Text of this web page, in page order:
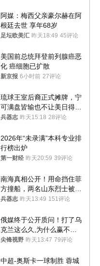
阿媒：梅西父亲豪尔赫在阿
根廷去世 享年68岁
足坛欧美汇 昨天18:49 45评论
美国前总统拜登前列腺癌恶
化 癌细胞已扩散
新京报 6小时前 27评论
琉球王室后裔正式摊牌，宁
可满盘皆输也不让美日得
逞，中国成关键
兵器志 昨天15:18 28评论
2026年“未录满”本科专业排
行榜出炉
第一财经 昨天20:59 39评论
南海真相公开！用命挡住菲
方撞船，两名山东烈士被授
武警最高荣誉
兵器志 昨天13:49 151评论
俄媒终于公开质问！打了乌
克兰这么久,为什么赢不了?
答案令人沉默
尖锋视野 昨天13:47 79评论
中超-奥斯卡一球制胜 蓉城